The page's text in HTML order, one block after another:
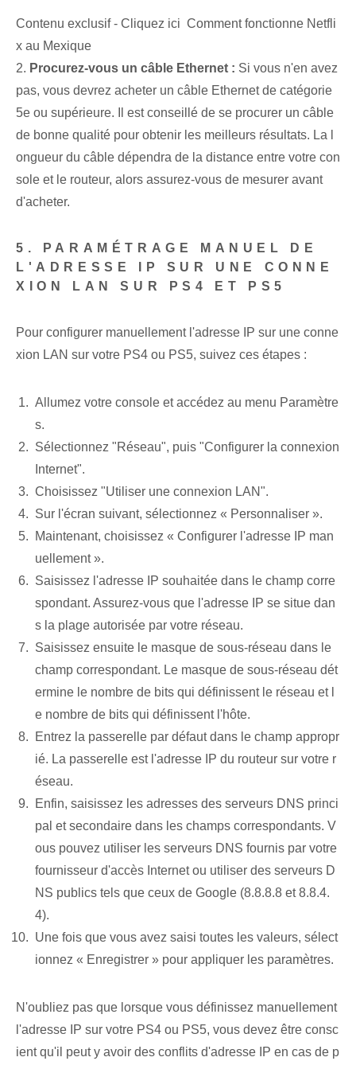
Contenu exclusif - Cliquez ici Comment fonctionne Netfli
x au Mexique
2. Procurez-vous un câble Ethernet : Si vous n'en avez
pas, vous devrez acheter un câble Ethernet de catégorie
5e ou supérieure. Il est conseillé de se procurer un câble
de bonne qualité pour obtenir les meilleurs résultats. La l
ongueur du câble dépendra de la distance entre votre con
sole et le routeur, alors assurez-vous de mesurer avant
d'acheter.
5. PARAMÉTRAGE MANUEL DE
L'ADRESSE IP SUR UNE CONNE
XION LAN SUR PS4 ET PS5
Pour configurer manuellement l'adresse IP sur une conne
xion LAN sur votre PS4 ou PS5, suivez ces étapes :
Allumez votre console et accédez au menu Paramètre
s.
Sélectionnez "Réseau", puis "Configurer la connexion
Internet".
Choisissez "Utiliser une connexion LAN".
Sur l'écran suivant, sélectionnez « Personnaliser ».
Maintenant, choisissez « Configurer l'adresse IP man
uellement ».
Saisissez l'adresse IP souhaitée dans le champ corre
spondant. Assurez-vous que l'adresse IP se situe dan
s la plage autorisée par votre réseau.
Saisissez ensuite le masque de sous-réseau dans le
champ correspondant. Le masque de sous-réseau dét
ermine le nombre de bits qui définissent le réseau et l
e nombre de bits qui définissent l'hôte.
Entrez la passerelle par défaut dans le champ appropr
ié. La passerelle est l'adresse IP du routeur sur votre r
éseau.
Enfin, saisissez les adresses des serveurs DNS princi
pal et secondaire dans les champs correspondants. V
ous pouvez utiliser les serveurs DNS fournis par votre
fournisseur d'accès Internet ou utiliser des serveurs D
NS publics tels que ceux de Google (8.8.8.8 et 8.8.4.
4).
Une fois que vous avez saisi toutes les valeurs, sélect
ionnez « Enregistrer » pour appliquer les paramètres.
N'oubliez pas que lorsque vous définissez manuellement
l'adresse IP sur votre PS4 ou PS5, vous devez être consc
ient qu'il peut y avoir des conflits d'adresse IP en cas de p